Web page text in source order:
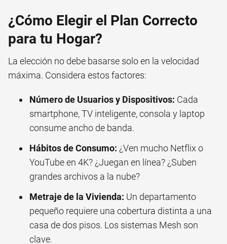
¿Cómo Elegir el Plan Correcto
para tu Hogar?
La elección no debe basarse solo en la velocidad
máxima. Considera estos factores:
Número de Usuarios y Dispositivos: Cada
smartphone, TV inteligente, consola y laptop
consume ancho de banda.
Hábitos de Consumo: ¿Ven mucho Netflix o
YouTube en 4K? ¿Juegan en línea? ¿Suben
grandes archivos a la nube?
Metraje de la Vivienda: Un departamento
pequeño requiere una cobertura distinta a una
casa de dos pisos. Los sistemas Mesh son
clave.